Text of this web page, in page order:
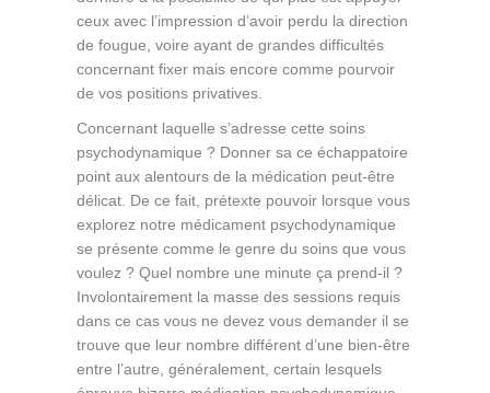
ceux avec l’impression d’avoir perdu la direction
de fougue, voire ayant de grandes difficultés
concernant fixer mais encore comme pourvoir
de vos positions privatives.
Concernant laquelle s’adresse cette soins
psychodynamique ? Donner sa ce échappatoire
point aux alentours de la médication peut-être
délicat. De ce fait, prétexte pouvoir lorsque vous
explorez notre médicament psychodynamique
se présente comme le genre du soins que vous
voulez ? Quel nombre une minute ça prend-il ?
Involontairement la masse des sessions requis
dans ce cas vous ne devez vous demander il se
trouve que leur nombre différent d’une bien-être
entre l’autre, généralement, certain lesquels